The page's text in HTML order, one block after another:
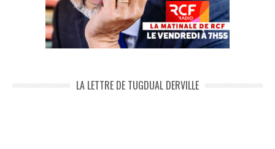
LA LETTRE DE TUGDUAL DERVILLE